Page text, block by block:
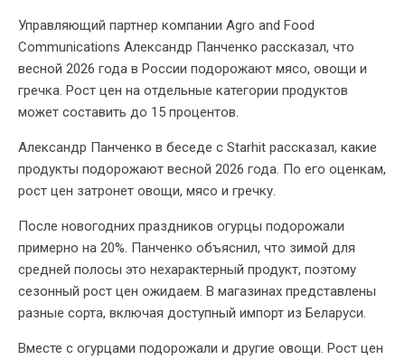
Управляющий партнер компании Agro and Food
Communications Александр Панченко рассказал, что
весной 2026 года в России подорожают мясо, овощи и
гречка. Рост цен на отдельные категории продуктов
может составить до 15 процентов.
Александр Панченко в беседе с Starhit рассказал, какие
продукты подорожают весной 2026 года. По его оценкам,
рост цен затронет овощи, мясо и гречку.
После новогодних праздников огурцы подорожали
примерно на 20%. Панченко объяснил, что зимой для
средней полосы это нехарактерный продукт, поэтому
сезонный рост цен ожидаем. В магазинах представлены
разные сорта, включая доступный импорт из Беларуси.
Вместе с огурцами подорожали и другие овощи. Рост цен